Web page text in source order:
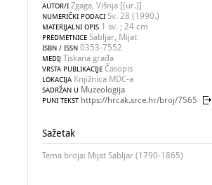
AUTOR/I Zgaga, Višnja [(ur.)]
NUMERIČKI PODACI Sv. 28 (1990.)
MATERIJALNI OPIS 1 sv. ; 24 cm
PREDMETNICE Sabljar, Mijat
ISBN / ISSN 0353-7552
MEDIJ Tiskana građa
VRSTA PUBLIKACIJE Časopis
LOKACIJA Knjižnica MDC-a
SADRŽAN U Muzeologija
PUNI TEKST https://hrcak.srce.hr/broj/7565
Sažetak
Tema broja: Mijat Sabljar (1790-1865)